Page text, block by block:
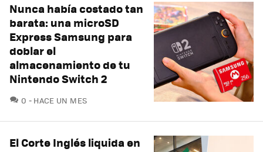
Nunca había costado tan
barata: una microSD
Express Samsung para
doblar el
almacenamiento de tu
Nintendo Switch 2
0 COMENTARIOS
HACE UN MES
El Corte Inglés liquida en